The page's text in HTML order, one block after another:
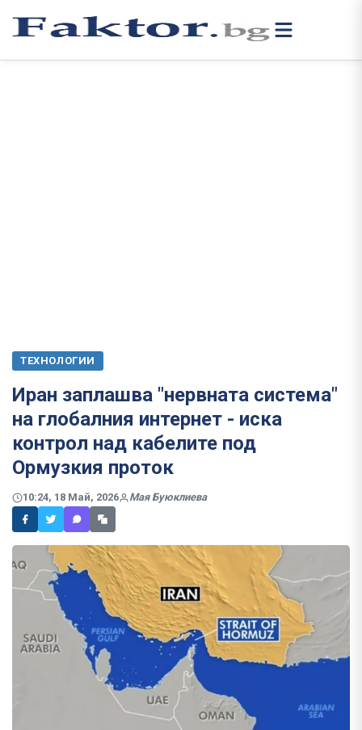
ТЕХНОЛОГИИ
Иран заплашва "нервната система"
на глобалния интернет - иска
контрол над кабелите под
Ормузкия проток
10:24, 18 Май, 2026 Мая Буюклиева